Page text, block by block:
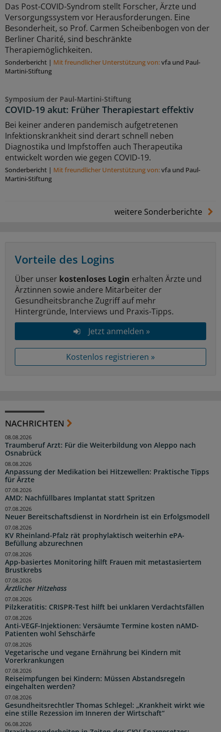
Das Post-COVID-Syndrom stellt Forscher, Ärzte und
Versorgungssystem vor Herausforderungen. Eine
Besonderheit, so Prof. Carmen Scheibenbogen von der
Berliner Charité, sind beschränkte
Therapiemöglichkeiten.
Sonderbericht | Mit freundlicher Unterstützung von:vfa und Paul-
Martini-Stiftung
Symposium der Paul-Martini-Stiftung
COVID-19 akut: Früher Therapiestart effektiv
Bei keiner anderen pandemisch aufgetretenen
Infektionskrankheit sind derart schnell neben
Diagnostika und Impfstoffen auch Therapeutika
entwickelt worden wie gegen COVID-19.
Sonderbericht | Mit freundlicher Unterstützung von:vfa und Paul-
Martini-Stiftung
weitere Sonderberichte
Vorteile des Logins
Über unser kostenloses Login erhalten Ärzte und
Ärztinnen sowie andere Mitarbeiter der
Gesundheitsbranche Zugriff auf mehr
Hintergründe, Interviews und Praxis-Tipps.
Jetzt anmelden »
Kostenlos registrieren »
NACHRICHTEN
Traumberuf Arzt: Für die Weiterbildung von Aleppo nach
Osnabrück
08.08.2026
Anpassung der Medikation bei Hitzewellen: Praktische Tipps
für Ärzte
08.08.2026
AMD: Nachfüllbares Implantat statt Spritzen
07.08.2026
Neuer Bereitschaftsdienst in Nordrhein ist ein Erfolgsmodell
07.08.2026
KV Rheinland-Pfalz rät prophylaktisch weiterhin ePA-
Befüllung abzurechnen
07.08.2026
App-basiertes Monitoring hilft Frauen mit metastasiertem
Brustkrebs
07.08.2026
Ärztlicher Hitzehass
07.08.2026
Pilzkeratitis: CRISPR-Test hilft bei unklaren Verdachtsfällen
07.08.2026
Anti-VEGF-Injektionen: Versäumte Termine kosten nAMD-
Patienten wohl Sehschärfe
07.08.2026
Vegetarische und vegane Ernährung bei Kindern mit
Vorerkrankungen
07.08.2026
Reiseimpfungen bei Kindern: Müssen Abstandsregeln
eingehalten werden?
07.08.2026
Gesundheitsrechtler Thomas Schlegel: „Krankheit wirkt wie
eine stille Rezession im Inneren der Wirtschaft“
07.08.2026
06.08.2026